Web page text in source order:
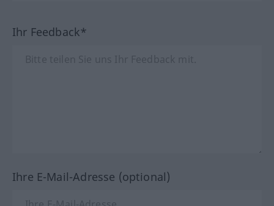
Ihr Feedback*
Ihre E-Mail-Adresse (optional)